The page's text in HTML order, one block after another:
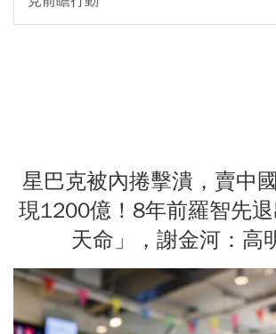
星巴克被內捲擊潰，賣中
現1200億！8年前羅智先
天命」，謝金河：高